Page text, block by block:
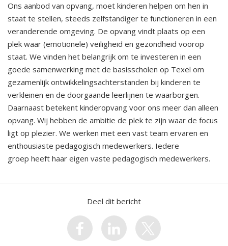
Ons aanbod van opvang, moet kinderen helpen om hen in
staat te stellen, steeds zelfstandiger te functioneren in een
veranderende omgeving. De opvang vindt plaats op een
plek waar (emotionele) veiligheid en gezondheid voorop
staat. We vinden het belangrijk om te investeren in een
goede samenwerking met de basisscholen op Texel om
gezamenlijk ontwikkelingsachterstanden bij kinderen te
verkleinen en de doorgaande leerlijnen te waarborgen.
Daarnaast betekent kinderopvang voor ons meer dan alleen
opvang. Wij hebben de ambitie de plek te zijn waar de focus
ligt op plezier. We werken met een vast team ervaren en
enthousiaste pedagogisch medewerkers. Iedere
groep heeft haar eigen vaste pedagogisch medewerkers.
Deel dit bericht